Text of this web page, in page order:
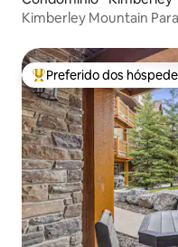
Kimberley Mountain
Entre os melhores
Preferido dos